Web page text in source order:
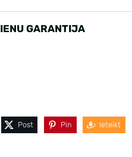
GARANTIJA
Post Pin Ieteikt